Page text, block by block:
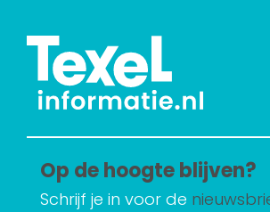
Op de hoogte blijven?
Schrijf je in voor de